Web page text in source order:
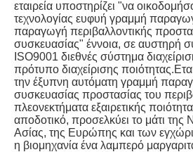
εταιρεία υποστηρίζει "να
τεχνολογίας ευφυή γραμμή
παραγωγή περιβαλλοντικής
συσκευασίας" έννοια, σε αυστηρή
ISO9001 διεθνές σύστημα
πρότυπο διαχείρισης
την έξυπνη αυτόματη γραμμή
συσκευασίας προστασίας του
πλεονεκτήματα εξαιρετικής
αποδοτικό, προσελκύει το μάτι της
Ασίας, της Ευρώπης και των
η βιομηχανία ένα λαμπερό